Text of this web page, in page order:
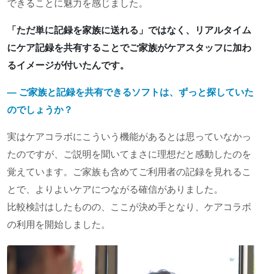
できることに魅力を感じました。
「ただ単に記録を家族に送れる」ではなく、リアルタイム
にケア記録を共有することでご家族がケアスタッフに加わ
るイメージが付いたんです。
― ご家族と記録を共有できるソフトは、ずっと探していた
のでしょうか？
実はケアコラボにこういう機能があるとは思っていなかっ
たのですが、ご説明を聞いてまさに理想だと感動したのを
覚えています。ご家族も含めてご利用者の記録を見れるこ
とで、よりよいケアにつながる確信がありました。
比較検討はしたものの、ここが決め手となり、ケアコラボ
の利用を開始しました。